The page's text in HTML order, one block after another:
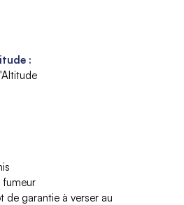
:
fumeur
de garantie à verser au